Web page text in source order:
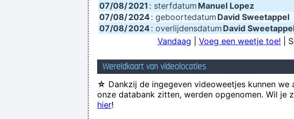
07/08/2021 : sterfdatum Manuel Lopez
07/08/2024: geboortedatum David Sweetappel
07/08/2024 : overlijdensdatum David
Vandaag
Voeg een weetje toe! |
Wereldkaart van videolocaties
☆ Dankzij de ingegeven videoweetjes kunnen
onze databank zitten, werden opgenomen. Wil je
hier!